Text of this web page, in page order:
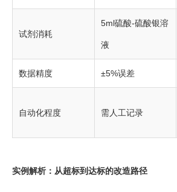
试剂消耗
5ml硫酸-硫酸银溶
液
数据精度 ±5%误差
自动化程度 需人工记录
实例解析：从超标到达标的改造路径